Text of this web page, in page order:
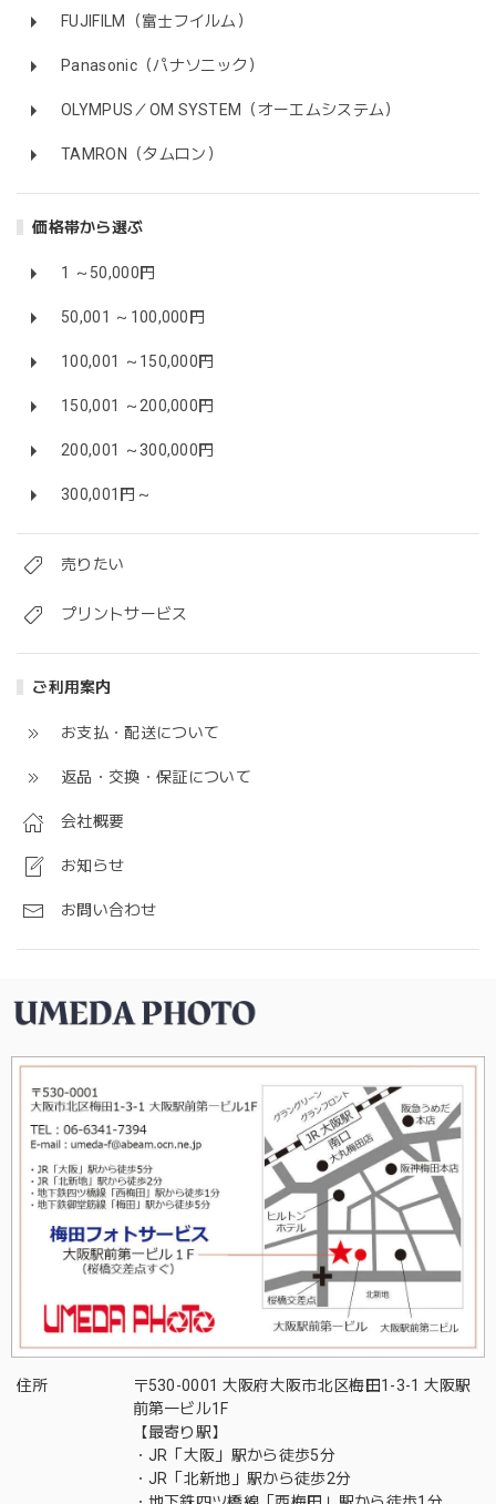
FUJIFILM（富士フイルム）
Panasonic（パナソニック）
OLYMPUS／OM SYSTEM（オーエムシステム）
TAMRON（タムロン）
価格帯から選ぶ
1 ～50,000円
50,001 ～100,000円
100,001 ～150,000円
150,001 ～200,000円
200,001 ～300,000円
300,001円～
売りたい
プリントサービス
ご利用案内
お支払・配送について
返品・交換・保証について
会社概要
お知らせ
お問い合わせ
住所
〒530-0001 大阪府大阪市北区梅田1-3-1 大阪駅
前第一ビル1F
【最寄り駅】
・JR「大阪」駅から徒歩5分
・JR「北新地」駅から徒歩2分